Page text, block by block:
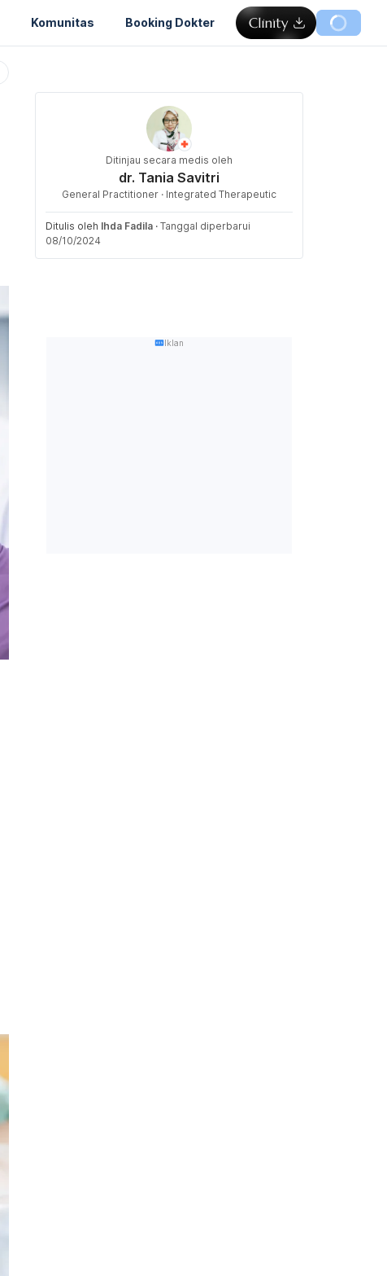
Komunitas Booking Dokter
Ditinjau secara medis oleh
dr. Tania Savitri
General Practitioner · Integrated Therapeutic
Ditulis oleh Ihda Fadila · Tanggal diperbarui
08/10/2024
Iklan